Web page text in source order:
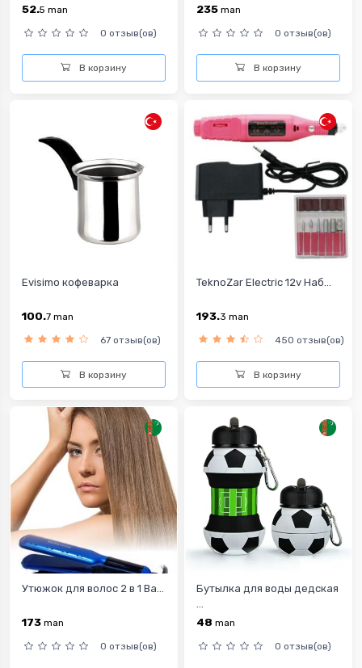
52.5 man
0 отзыв(ов)
В корзину
235 man
0 отзыв(ов)
В корзину
Evisimo кофеварка
100.7 man
67 отзыв(ов)
В корзину
TeknoZar Electric 12v Наб...
193.3 man
450 отзыв(ов)
В корзину
Утюжок для волос 2 в 1 Ba...
173 man
0 отзыв(ов)
Бутылка для воды дедская
...
48 man
0 отзыв(ов)